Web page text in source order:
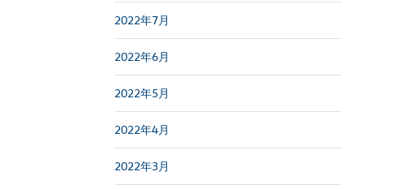
2022年7月
2022年6月
2022年5月
2022年4月
2022年3月